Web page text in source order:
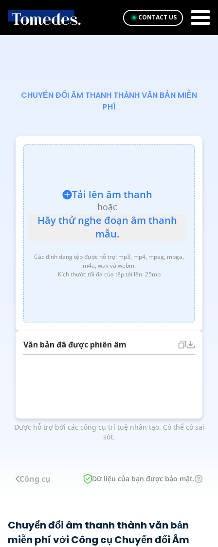
CONTACT US
CHUYỂN ĐỔI ÂM THANH THÀNH VĂN BẢN MIỄN
PHÍ
Tải lên âm thanh
hoặc
Hãy thử nghe đoạn âm thanh
mẫu.
Các định dạng tệp được hỗ trợ: mp3, mp4, mpeg, mpga,
m4a, wav và webm.
Kích thước tối đa của tệp tải lên: 25mb
Văn bản đã được phiên âm
Được hỗ trợ bởi các công cụ trí tuệ nhân tạo. Có thể có sai
sót.
Công cụ Dữ liệu của bạn được bảo mật.
Chuyển đổi âm thanh thành văn bản
miễn phí với Công cụ Chuyển đổi Âm